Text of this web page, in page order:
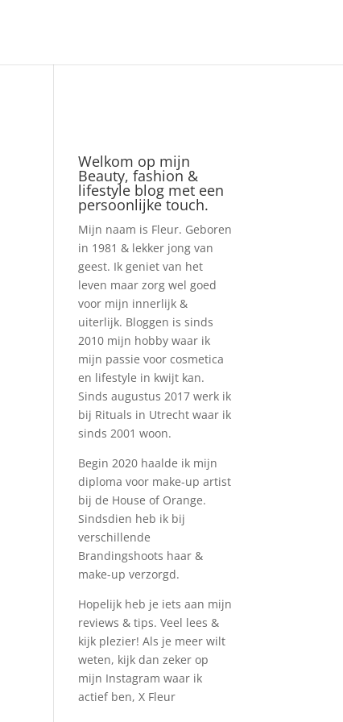
Welkom op mijn
Beauty, fashion &
lifestyle blog met een
persoonlijke touch.
Mijn naam is Fleur. Geboren
in 1981 & lekker jong van
geest. Ik geniet van het
leven maar zorg wel goed
voor mijn innerlijk &
uiterlijk. Bloggen is sinds
2010 mijn hobby waar ik
mijn passie voor cosmetica
en lifestyle in kwijt kan.
Sinds augustus 2017 werk ik
bij Rituals in Utrecht waar ik
sinds 2001 woon.
Begin 2020 haalde ik mijn
diploma voor make-up artist
bij de House of Orange.
Sindsdien heb ik bij
verschillende
Brandingshoots haar &
make-up verzorgd.
Hopelijk heb je iets aan mijn
reviews & tips. Veel lees &
kijk plezier! Als je meer wilt
weten, kijk dan zeker op
mijn Instagram waar ik
actief ben, X Fleur